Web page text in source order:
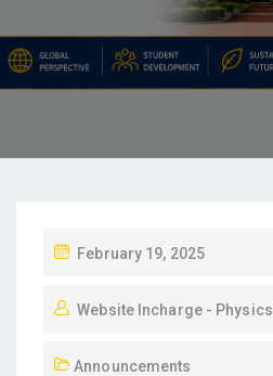
February 19, 2025
Website Incharge - Physics
Announcements